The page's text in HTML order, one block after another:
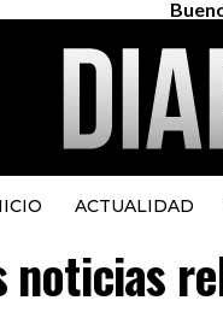
ACTUALIDAD
noticias